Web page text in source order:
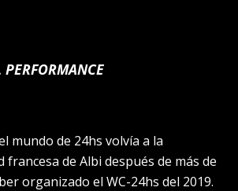
mundo de 24hs volvía a la
francesa de Albi después de más de
organizado el WC-24hs del 2019.